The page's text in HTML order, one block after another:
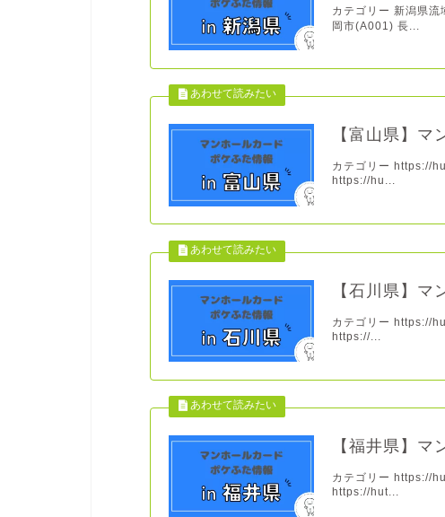
カテゴリー 新潟県
岡市(A001) 長...
【富山県】マ
カテゴリー https://
https://hu...
【石川県】マ
カテゴリー https://
https://...
【福井県】マ
カテゴリー https://
https://hut...